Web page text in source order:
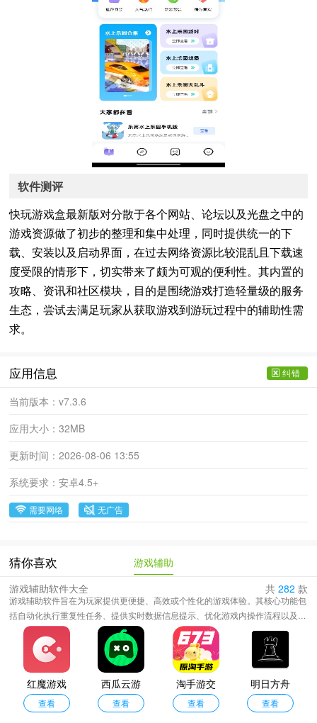
软件测评
快玩游戏盒最新版对分散于各个网站、论坛以及光盘之中的
游戏资源做了初步的整理和集中处理，同时提供统一的下
载、安装以及启动界面，在过去网络资源比较混乱且下载速
度受限的情形下，切实带来了颇为可观的便利性。其内置的
攻略、资讯和社区模块，目的是围绕游戏打造轻量级的服务
生态，尝试去满足玩家从获取游戏到游玩过程中的辅助性需
求。
应用信息
当前版本：v7.3.6
应用大小：32MB
更新时间：2026-08-06 13:55
系统要求：安卓4.5+
需要网络 无广告
纠错
猜你喜欢
游戏辅助
游戏辅助软件大全
共 282 款
游戏辅助软件旨在为玩家提供更便捷、高效或个性化的游戏体验。其核心功能包
括自动化执行重复性任务、提供实时数据信息提示、优化游戏内操作流程以及解
锁特定自定义选项。这类工具能够帮助玩家降低操作难度、节省时间精力，或发
掘更深层次的游戏玩法。它们通过内存修改、界面叠加或宏指令等技术实现功
能，在便利性与公平性之间往往存在争议，需在遵守游戏规则与用户协议的前提
下审慎使用，以作为提升个人娱乐效率的补充手段而非破坏游戏平衡的捷径。
红魔游戏
空间电竞
查看
西瓜云游
戏
查看
淘手游交
易平台
查看
明日方舟
公开招募
查看